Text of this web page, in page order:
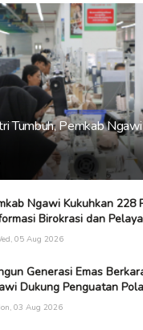
Tumbuh, Pemkab
Ngawi Kukuhkan 228
Birokrasi dan
05 Aug 2026
Generasi Emas
Dukung Penguatan
03 Aug 2026